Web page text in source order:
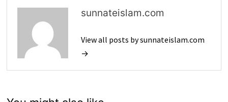
sunnateislam.com
View all posts by sunnateislam.com
→